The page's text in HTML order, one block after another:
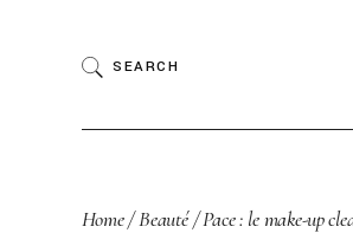
SEARCH
Home Beauté Pace : le make-up